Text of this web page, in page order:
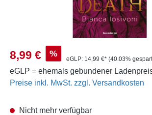
Verkaufspreis:
8,99 € %
eGLP: 14,99 €* (40.03%
eGLP = ehemals gebundener
Preise inkl. MwSt. zzgl. Versandkosten
Nicht mehr verfügbar